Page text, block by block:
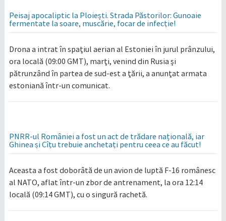
Peisaj apocaliptic la Ploiești. Strada Păstorilor: Gunoaie
fermentate la soare, muscărie, focar de infecție!
Drona a intrat în spaţiul aerian al Estoniei în jurul prânzului,
ora locală (09:00 GMT), marţi, venind din Rusia şi
pătrunzând în partea de sud-est a ţării, a anunţat armata
estoniană într-un comunicat.
PNRR-ul României a fost un act de trădare națională, iar
Ghinea și Cîțu trebuie anchetați pentru ceea ce au făcut!
Aceasta a fost doborâtă de un avion de luptă F-16 românesc
al NATO, aflat într-un zbor de antrenament, la ora 12:14
locală (09:14 GMT), cu o singură rachetă.